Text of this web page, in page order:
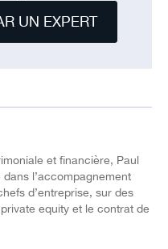
UN EXPERT
et financière, Paul
l’accompagnement
d’entreprise, sur des
equity et le contrat de